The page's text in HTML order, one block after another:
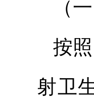
（
按
射卫